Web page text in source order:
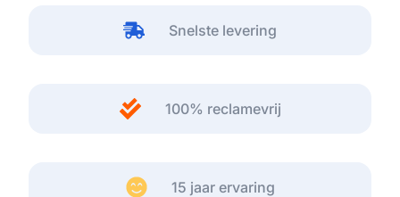
Snelste levering
100% reclamevrij
15 jaar ervaring